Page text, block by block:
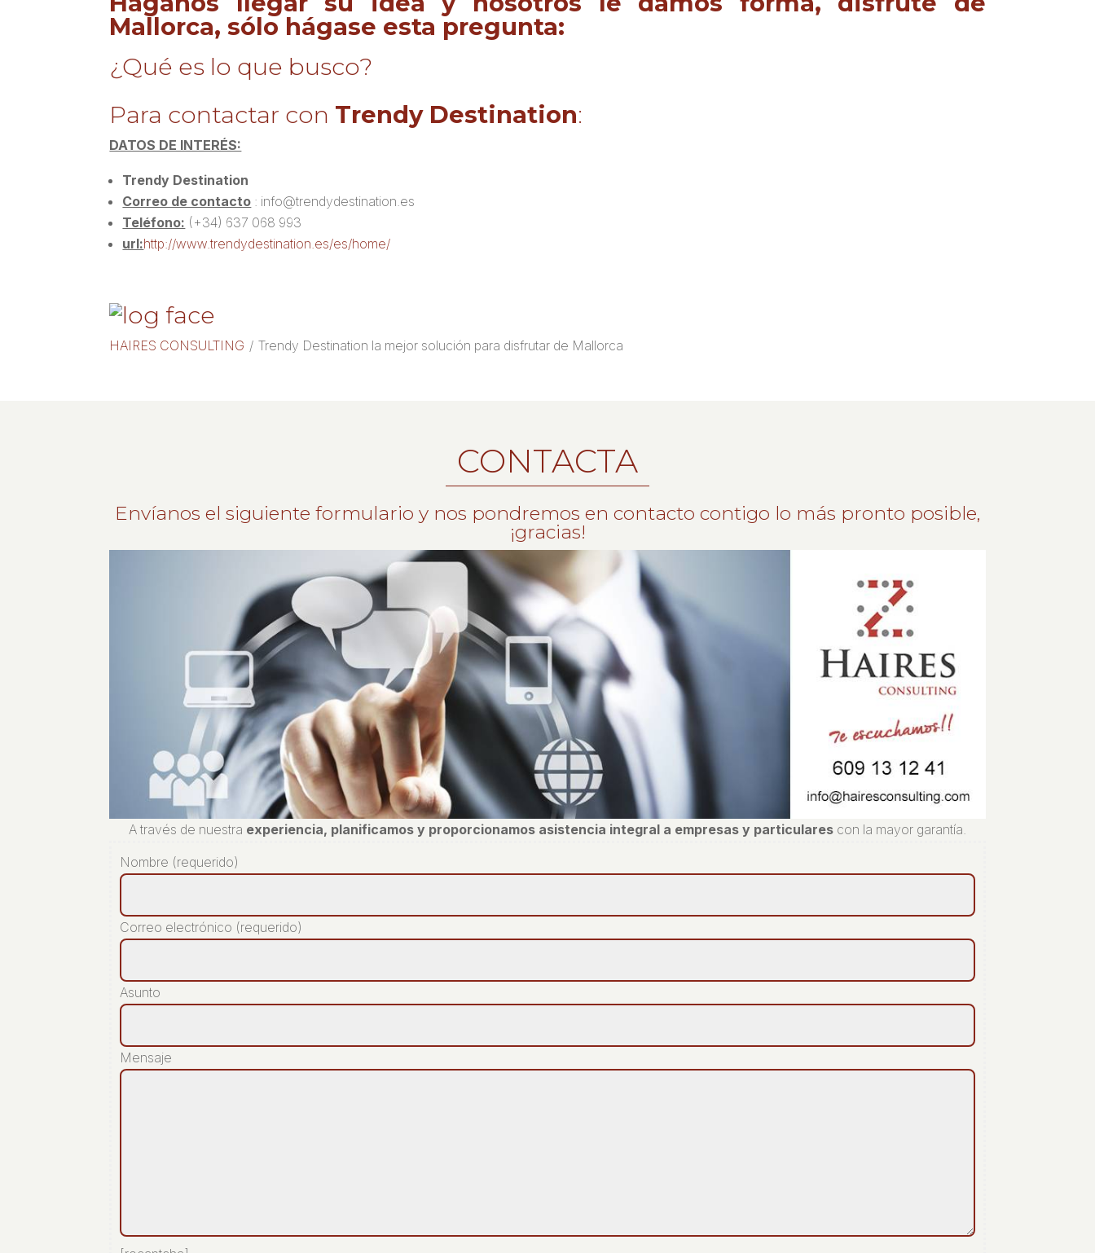
Mallorca, sólo hágase esta pregunta:
¿Qué es lo que busco?
Para contactar con Trendy Destination:
DATOS DE INTERÉS:
Trendy Destination
Correo de contacto : info@trendydestination.es
Teléfono: (+34) 637 068 993
url:http://www.trendydestination.es/es/home/
HAIRES CONSULTING / Trendy Destination la mejor solución para disfrutar de Mallorca
CONTACTA
Envíanos el siguiente formulario y nos pondremos en contacto contigo lo más pronto posible,
¡gracias!
A través de nuestra experiencia, planificamos y proporcionamos asistencia integral a empresas y particulares con la mayor garantía.
Nombre (requerido)
Correo electrónico (requerido)
Asunto
Mensaje